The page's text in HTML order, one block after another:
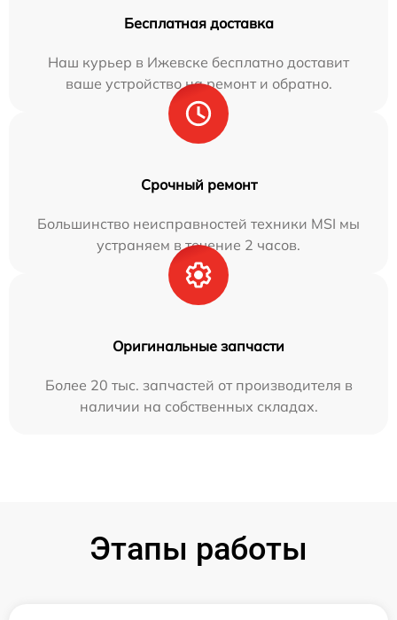
Бесплатная доставка
Наш курьер в Ижевске бесплатно доставит
ваше устройство на ремонт и обратно.
Срочный ремонт
Большинство неисправностей техники MSI мы
устраняем в течение 2 часов.
Оригинальные запчасти
Более 20 тыс. запчастей от производителя в
наличии на собственных складах.
Этапы работы